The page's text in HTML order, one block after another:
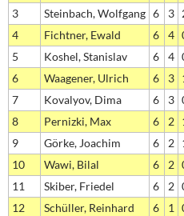
3
Steinbach, Wolfgang 6 3
4
Fichtner, Ewald 6 4
5
Koshel, Stanislav 6 4
6
Waagener, Ulrich 6 3
7
Kovalyov, Dima 6 3
8
Pernizki, Max 6 2
9
Görke, Joachim 6 2
10
Wawi, Bilal 6 2
11
Skiber, Friedel 6 2
12
Schüller, Reinhard 6 1